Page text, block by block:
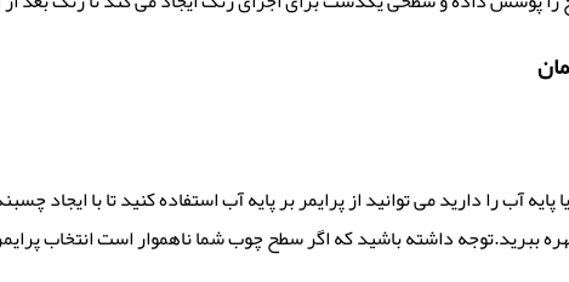
آب را دارید می توانید از پرایمر بر پایه آب استفاده کنید تا با
ببرید.توجه داشته باشید که اگر سطح چوب شما ناهموار است انتخاب